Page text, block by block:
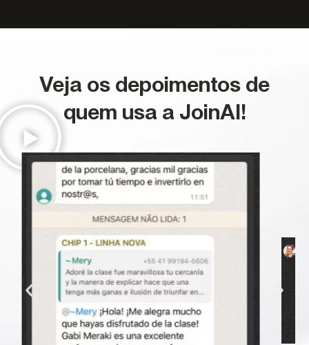
Veja os depoimentos de
quem usa a JoinAI!